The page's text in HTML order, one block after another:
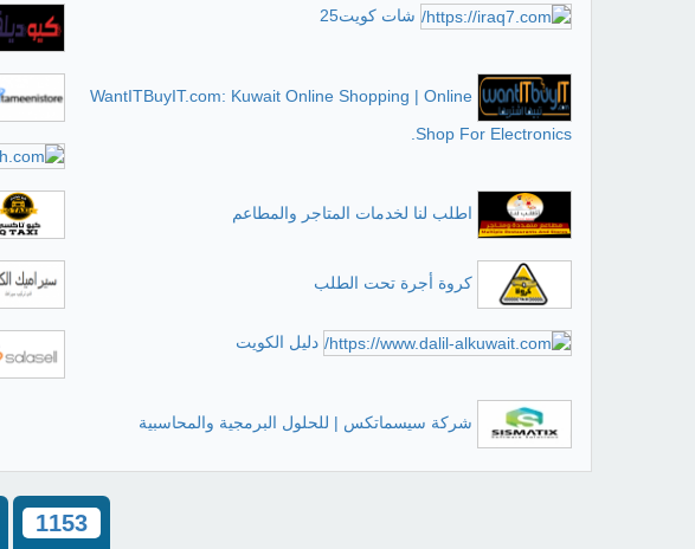
شات كويت25
WantITBuyIT.com: Kuwait Online Shopping | Online
Shop For Electronics.
اطلب لنا لخدمات المتاجر والمطاعم
كروة أجرة تحت الطلب
دليل الكويت
شركة سيسماتكس | للحلول البرمجية والمحاسبية
1153